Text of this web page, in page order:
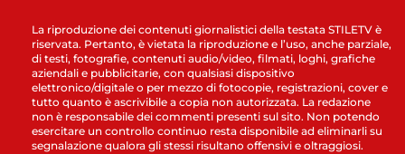
La riproduzione dei contenuti giornalistici della testata STILETV è
riservata. Pertanto, è vietata la riproduzione e l’uso, anche parziale,
di testi, fotografie, contenuti audio/video, filmati, loghi, grafiche
aziendali e pubblicitarie, con qualsiasi dispositivo
elettronico/digitale o per mezzo di fotocopie, registrazioni, cover e
tutto quanto è ascrivibile a copia non autorizzata. La redazione
non è responsabile dei commenti presenti sul sito. Non potendo
esercitare un controllo continuo resta disponibile ad eliminarli su
segnalazione qualora gli stessi risultano offensivi e oltraggiosi.